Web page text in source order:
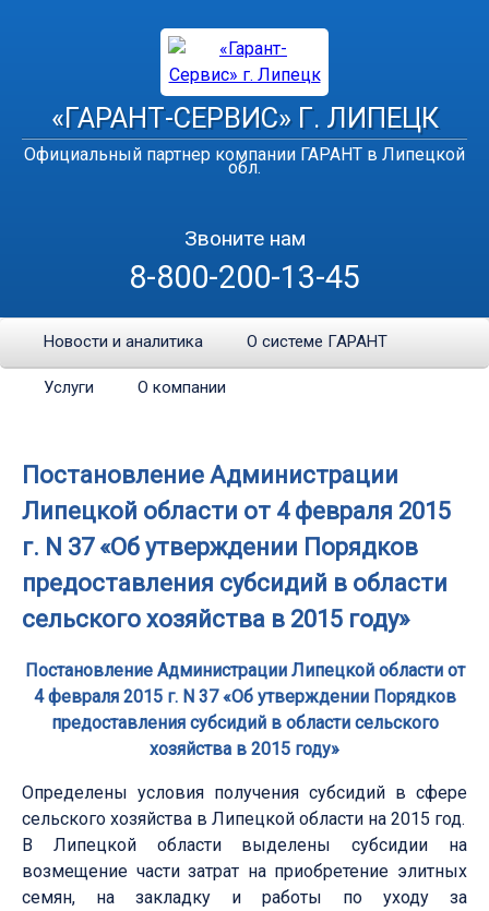
«ГАРАНТ-СЕРВИС» Г. ЛИПЕЦК
Официальный партнер компании ГАРАНТ в Липецкой
обл.
Звоните нам
8-800-200-13-45
Новости и аналитика О системе ГАРАНТ
Услуги О компании
Постановление Администрации
Липецкой области от 4 февраля 2015
г. N 37 «Об утверждении Порядков
предоставления субсидий в области
сельского хозяйства в 2015 году»
Постановление Администрации Липецкой области от
4 февраля 2015 г. N 37 «Об утверждении Порядков
предоставления субсидий в области сельского
хозяйства в 2015 году»
Определены условия получения субсидий в сфере
сельского хозяйства в Липецкой области на 2015 год.
В Липецкой области выделены субсидии на
возмещение части затрат на приобретение элитных
семян, на закладку и работы по уходу за